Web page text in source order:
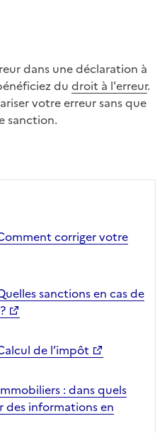
du droit à l'erreur.
votre erreur sans que
sanction.
corriger votre
sanctions en cas de
de l’impôt
: dans quels
des informations en